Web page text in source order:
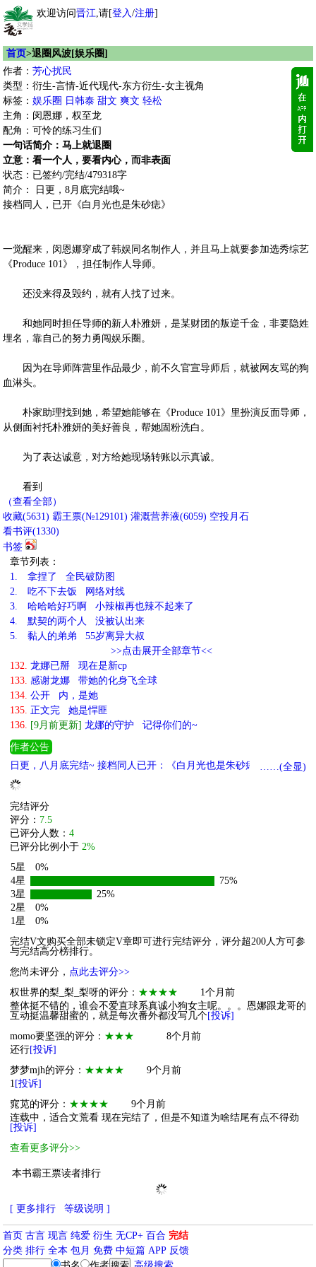
欢迎访问晋江,请[登入/注册]
首页>退圈风波[娱乐圈]
作者： 芳心扰民
类型：衍生-言情-近代现代-东方衍生-女主视角
标签： 娱乐圈 日韩泰 甜文 爽文 轻松
主角：闵恩娜，权至龙
配角：可怜的练习生们
一句话简介：马上就退圈
立意：看一个人，要看内心，而非表面
状态：已签约/完结/479318字
简介： 日更，8月底完结哦~
接档同人，已开《白月光也是朱砂痣》
一觉醒来，闵恩娜穿成了韩娱同名制作人，并且马上就要参加选秀综艺
《Produce 101》，担任制作人导师。
还没来得及毁约，就有人找了过来。
和她同时担任导师的新人朴雅妍，是某财团的叛逆千金，非要隐姓
埋名，靠自己的努力勇闯娱乐圈。
因为在导师阵营里作品最少，前不久官宣导师后，就被网友骂的狗
血淋头。
朴家助理找到她，希望她能够在《Produce 101》里扮演反面导师，
从侧面衬托朴雅妍的美好善良，帮她固粉洗白。
为了表达诚意，对方给她现场转账以示真诚。
看到
（查看全部）
收藏(5631) 霸王票(№129101) 灌溉营养液(6059) 空投月石
看书评(1330)
书签
章节列表：
1.
拿捏了 全民破防图
2.
吃不下去饭 网络对线
3.
哈哈哈好巧啊 小辣椒再也辣不起来了
4.
默契的两个人 没被认出来
5.
黏人的弟弟 55岁离异大叔
>>点击展开全部章节<<
132. 龙娜已掰 现在是新cp
133. 感谢龙娜 带她的化身飞全球
134. 公开 内，是她
135. 正文完 她是悍匪
136. [9月前更新] 龙娜的守护 记得你们的~
作者公告
日更，八月底完结~ 接档同人已开：《白月光也是朱砂痣[娱乐圈]》
更多完结文可进入专栏查看哦~
……(全显)
完结评分
评分： 7.5
已评分人数： 4
已评分比例小于 2%
5星
0%
4星
75%
3星
25%
2星
0%
1星
0%
完结V文购买全部未锁定V章即可进行完结评分，评分超200人方可参
与完结高分榜排行。
您尚未评分， 点此去评分>>
权世界的梨_梨_梨呀的评分： ★★★★
1个月前
整体挺不错的，谁会不爱直球系真诚小狗女主呢。。。恩娜跟龙哥的
互动挺温馨甜蜜的，就是每次番外都没写几个[投诉]
momo要坚强的评分： ★★★
8个月前
还行[投诉]
梦梦mjh的评分： ★★★★
9个月前
1 [投诉]
窕苋的评分： ★★★★
9个月前
连载中，适合文荒看 现在完结了，但是不知道为啥结尾有点不得劲
[投诉]
查看更多评分>>
本书霸王票读者排行
[ 更多排行 等级说明 ]
首页 古言 现言 纯爱 衍生 无CP+ 百合 完结
分类 排行 全本 包月 免费 中短篇 APP 反馈